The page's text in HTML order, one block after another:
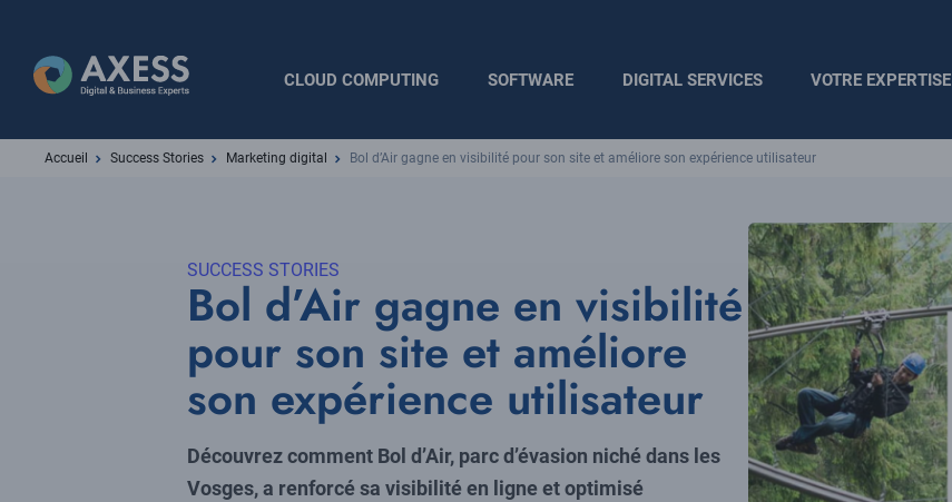
contenu
principal
principale
CLOUD COMPUTING SOFTWARE DIGITAL SERVICES VOTRE EXPERTISE
Accueil Success Stories Marketing digital Bol d’Air gagne en visibilité pour son site et améliore son expérience utilisateur
SUCCESS STORIES
Bol d’Air gagne en visibilité
pour son site et améliore
son expérience utilisateur
Découvrez comment Bol d’Air, parc d’évasion niché dans les
Vosges, a renforcé sa visibilité en ligne et optimisé